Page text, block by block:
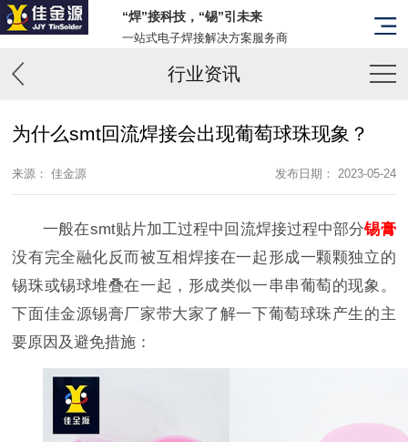
“焊”接科技，“锡”引未来
一站式电子焊接解决方案服务商
行业资讯
为什么smt回流焊接会出现葡萄球珠现象？
来源： 佳金源 发布日期： 2023-05-24
一般在smt贴片加工过程中回流焊接过程中部分锡膏
没有完全融化反而被互相焊接在一起形成一颗颗独立的
锡珠或锡球堆叠在一起，形成类似一串串葡萄的现象。
下面佳金源锡膏厂家带大家了解一下葡萄球珠产生的主
要原因及避免措施：